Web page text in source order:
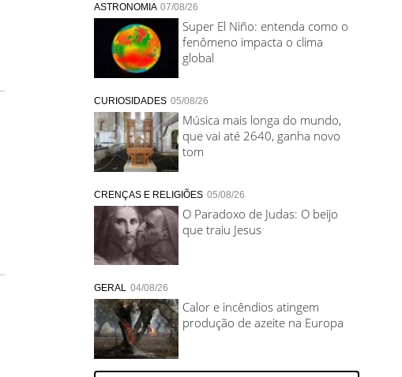
ASTRONOMIA 07/08/26
Super El Niño: entenda como o
fenômeno impacta o clima
global
CURIOSIDADES 05/08/26
Música mais longa do mundo,
que vai até 2640, ganha novo
tom
CRENÇAS E RELIGIÕES 05/08/26
O Paradoxo de Judas: O beijo
que traiu Jesus
GERAL 04/08/26
Calor e incêndios atingem
produção de azeite na Europa